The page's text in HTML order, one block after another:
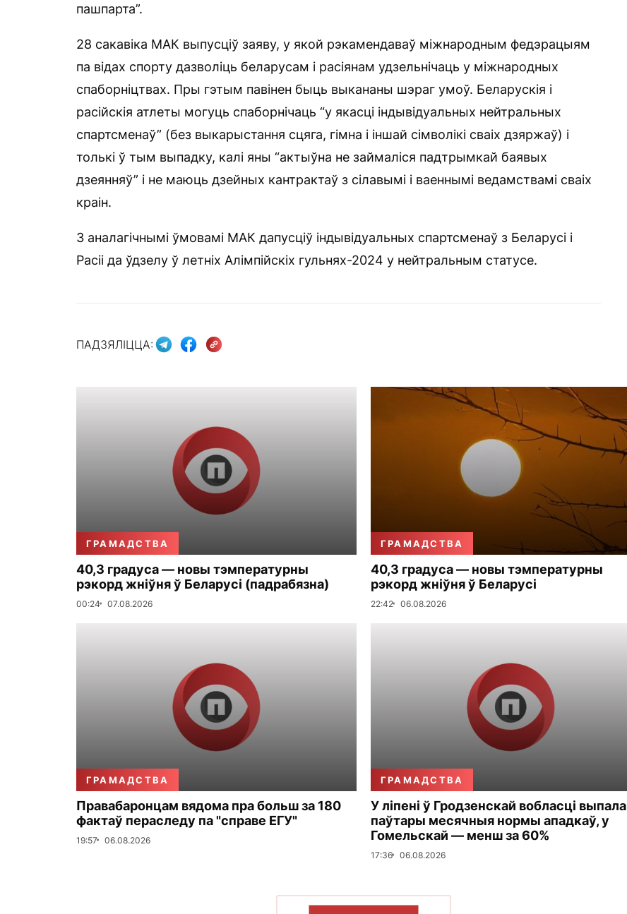
пашпарта”.
28 сакавіка МАК выпусціў заяву, у якой рэкамендаваў міжнародным федэрацыям
па відах спорту дазволіць беларусам і расіянам удзельнічаць у міжнародных
спаборніцтвах. Пры гэтым павінен быць выкананы шэраг умоў. Беларускія і
расійскія атлеты могуць спаборнічаць “у якасці індывідуальных нейтральных
спартсменаў” (без выкарыстання сцяга, гімна і іншай сімволікі сваіх дзяржаў) і
толькі ў тым выпадку, калі яны “актыўна не займаліся падтрымкай баявых
дзеянняў” і не маюць дзейных кантрактаў з сілавымі і ваеннымі ведамствамі сваіх
краін.
З аналагічнымі ўмовамі МАК дапусціў індывідуальных спартсменаў з Беларусі і
Расіі да ўдзелу ў летніх Алімпійскіх гульнях-2024 у нейтральным статусе.
ПАДЗЯЛІЦЦА:
ГРАМАДСТВА
40,3 градуса — новы тэмпературны
рэкорд жніўня ў Беларусі (падрабязна)
00:24 07.08.2026
ГРАМАДСТВА
40,3 градуса — новы тэмпературны
рэкорд жніўня ў Беларусі
22:42 06.08.2026
ГРАМАДСТВА
Правабаронцам вядома пра больш за 180
фактаў пераследу па "справе ЕГУ"
19:57 06.08.2026
ГРАМАДСТВА
У ліпені ў Гродзенскай вобласці выпала
паўтары месячныя нормы ападкаў, у
Гомельскай — менш за 60%
17:36 06.08.2026